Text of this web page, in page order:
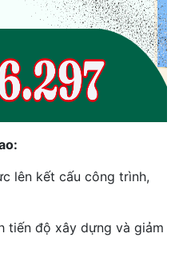
lên kết cấu công trình,
tiến độ xây dựng và giảm